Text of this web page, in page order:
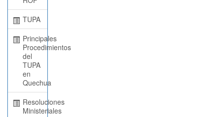
TUPA
Principales
Procedimientos
del
TUPA
en
Quechua
Resoluciones
Ministeriales